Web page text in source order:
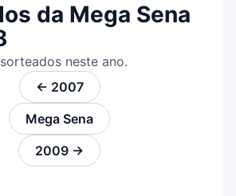
da Mega Sena
neste ano.
← 2007
Mega Sena
2009 →